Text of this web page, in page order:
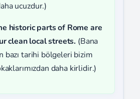
ucuzdur.)
historic parts of Rome are
clean local streets. (Bana
bazı tarihi bölgeleri bizim
daha kirlidir.)